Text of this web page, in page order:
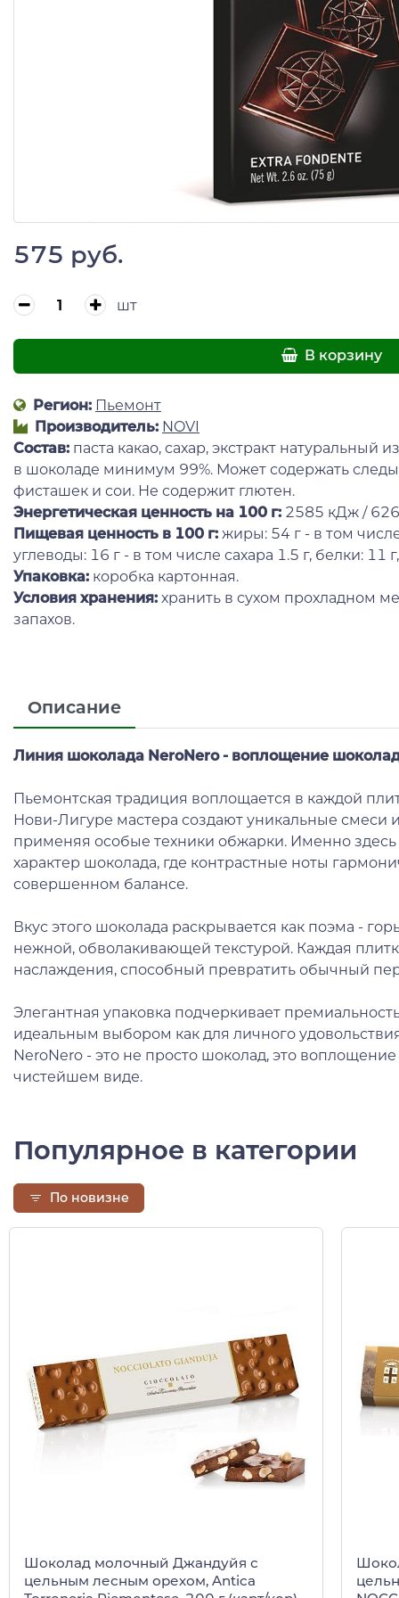
575 руб.
шт
В корзину
Регион: Пьемонт
Производитель: NOVI
Состав: паста какао, сахар, экстракт натуральный
в шоколаде минимум 99%. Может содержать
фисташек и сои. Не содержит глютен.
Энергетическая ценность на 100 г: 2585 кДж / 626
Пищевая ценность в 100 г: жиры: 54 г - в том
углеводы: 16 г - в том числе сахара 1.5 г, белки: 11
Упаковка: коробка картонная.
Условия хранения: хранить в сухом прохладном
запахов.
Описание
Линия шоколада NeroNero - воплощение
Пьемонтская традиция воплощается в каждой
Нови-Лигуре мастера создают уникальные смеси
применяя особые техники обжарки. Именно
характер шоколада, где контрастные ноты
совершенном балансе.
Вкус этого шоколада раскрывается как поэма -
нежной, обволакивающей текстурой. Каждая
наслаждения, способный превратить обычный
Элегантная упаковка подчеркивает
идеальным выбором как для личного
NeroNero - это не просто шоколад, это
чистейшем виде.
Популярное в категории
По новизне
Шоколад молочный Джандуйя с
цельным лесным орехом, Antica